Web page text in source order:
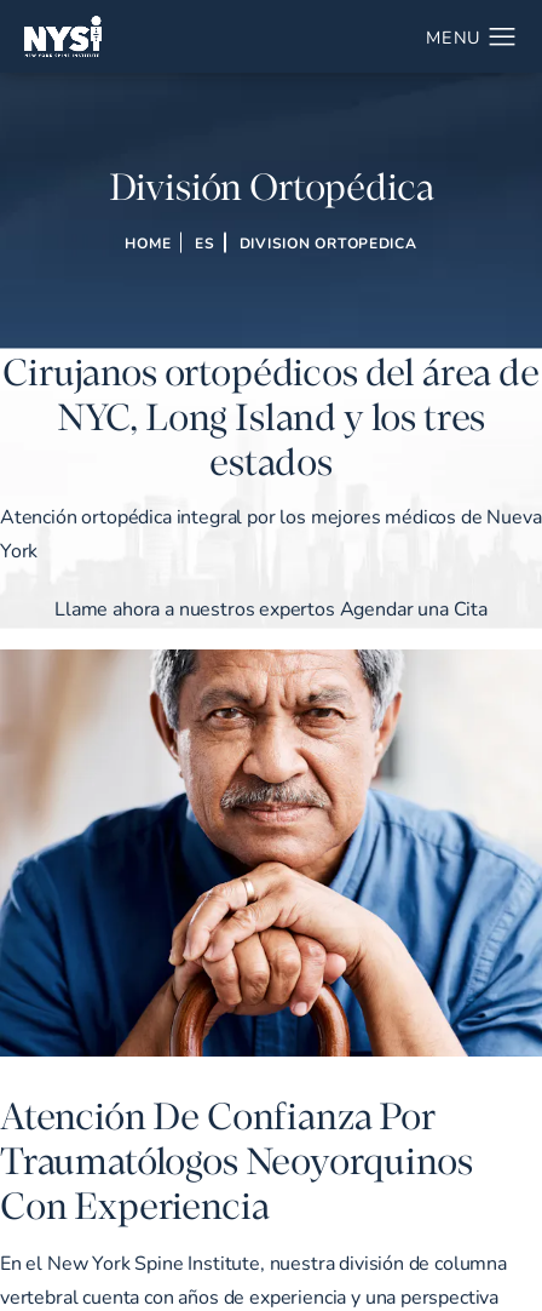
División Ortopédica
HOME ES DIVISION ORTOPEDICA
Cirujanos ortopédicos del área de
NYC, Long Island y los tres
estados
Atención ortopédica integral por los mejores médicos de Nueva
York
Llame ahora a nuestros expertos Agendar una Cita
Atención De Confianza Por
Traumatólogos Neoyorquinos
Con Experiencia
En el New York Spine Institute, nuestra división de columna
vertebral cuenta con años de experiencia y una perspectiva